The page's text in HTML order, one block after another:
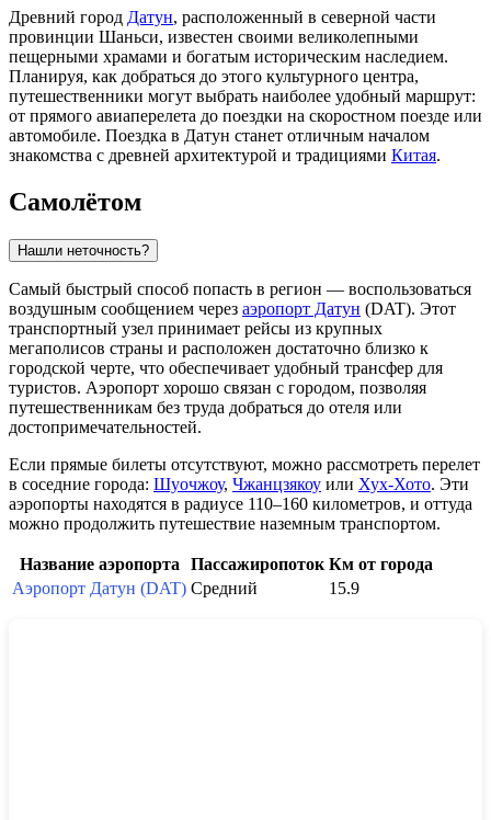
Древний город Датун, расположенный в северной части
провинции Шаньси, известен своими великолепными
пещерными храмами и богатым историческим наследием.
Планируя, как добраться до этого культурного центра,
путешественники могут выбрать наиболее удобный маршрут:
от прямого авиаперелета до поездки на скоростном поезде или
автомобиле. Поездка в Датун станет отличным началом
знакомства с древней архитектурой и традициями Китая.
Самолётом
Нашли неточность?
Самый быстрый способ попасть в регион — воспользоваться
воздушным сообщением через аэропорт Датун (DAT). Этот
транспортный узел принимает рейсы из крупных
мегаполисов страны и расположен достаточно близко к
городской черте, что обеспечивает удобный трансфер для
туристов. Аэропорт хорошо связан с городом, позволяя
путешественникам без труда добраться до отеля или
достопримечательностей.
Если прямые билеты отсутствуют, можно рассмотреть перелет
в соседние города: Шуочжоу, Чжанцзякоу или Хух-Хото. Эти
аэропорты находятся в радиусе 110–160 километров, и оттуда
можно продолжить путешествие наземным транспортом.
Название аэропорта Пассажиропоток Км от города
Аэропорт Датун (DAT) Средний 15.9